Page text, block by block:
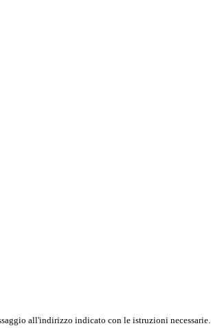
all'indirizzo indicato con le istruzioni necessarie.